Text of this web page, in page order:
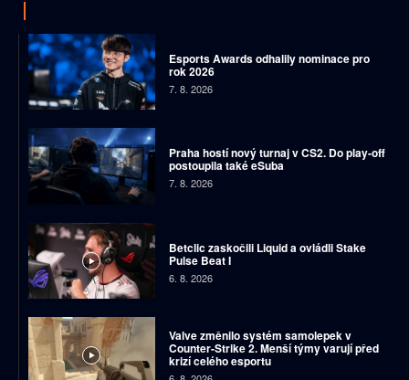
Esports Awards odhalily nominace pro
rok 2026
7. 8. 2026
Praha hostí nový turnaj v CS2. Do play-off
postoupila také eSuba
7. 8. 2026
Betclic zaskočili Liquid a ovládli Stake
Pulse Beat I
6. 8. 2026
Valve změnilo systém samolepek v
Counter-Strike 2. Menší týmy varují před
krizí celého esportu